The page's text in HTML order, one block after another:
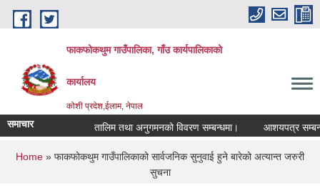
Skip to main content
फाकफोकथुम गाउँपालिका, गाँउ कार्यपालिकाको
कार्यालय
कोशी प्रदेश,ईलाम, नेपाल
समाचार तालिम तथा अनुगमनको विवरण सम्बन्धमा। आशयपत्र सम्बन्धी
You are here
Home » फाकफोकथुम गाउँपालिकाको सार्वजनिक सुनुवाई हुने बारेको अत्यान्त जरुरी
सुचना